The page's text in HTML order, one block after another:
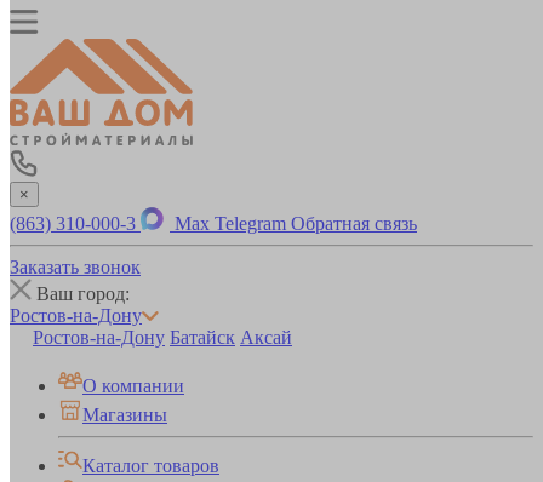
×
(863) 310-000-3 Max Telegram Обратная связь
Заказать звонок
Ваш город:
Ростов-на-Дону
Ростов-на-Дону Батайск Аксай
О компании
Магазины
Каталог товаров